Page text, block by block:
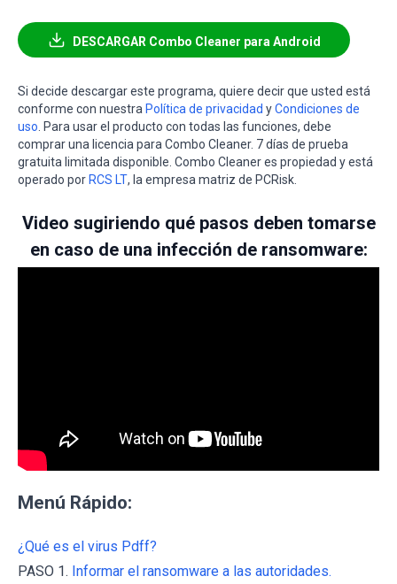
DESCARGAR Combo Cleaner para Android
Si decide descargar este programa, quiere decir que usted está
conforme con nuestra Política de privacidad yCondiciones de
uso . Para usar el producto con todas las funciones, debe
comprar una licencia para Combo Cleaner. 7 días de prueba
gratuita limitada disponible. Combo Cleaner es propiedad y está
operado por RCS LT, la empresa matriz de PCRisk.
Video sugiriendo qué pasos deben tomarse
en caso de una infección de ransomware:
Menú Rápido:
¿Qué es el virus Pdff?
PASO 1. Informar el ransomware a las autoridades.